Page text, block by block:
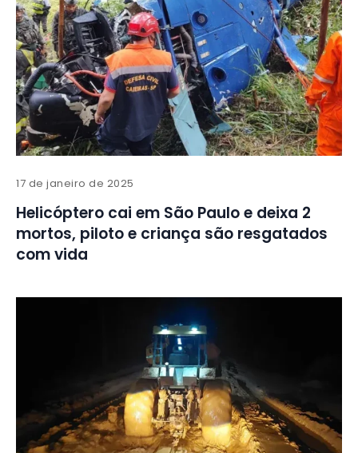
17 de janeiro de 2025
Helicóptero cai em São Paulo e deixa 2
mortos, piloto e criança são resgatados
com vida